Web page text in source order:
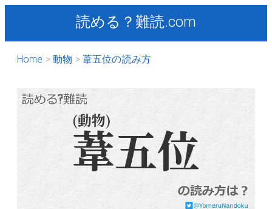
読める？難読.com
Home 動物 葦五位の読み方